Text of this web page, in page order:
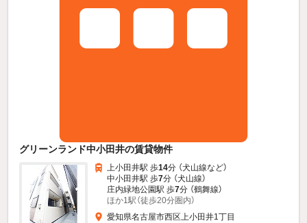
グリーンランド中小田井の賃貸物件
上小田井駅 歩14分 （犬山線など）
中小田井駅 歩7分 （犬山線）
庄内緑地公園駅 歩7分 （鶴舞線）
ほか1駅（徒歩20分圏内）
愛知県名古屋市西区上小田井1丁目